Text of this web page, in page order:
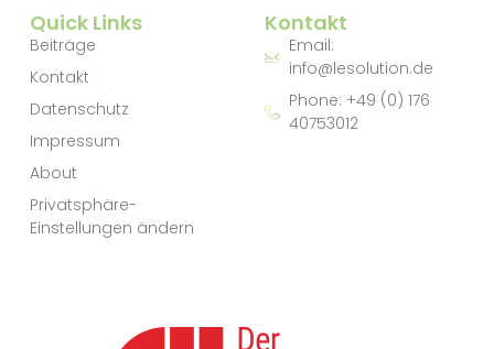
Quick Links
Beiträge
Kontakt
Datenschutz
Impressum
About
Privatsphäre-
Einstellungen ändern
Kontakt
Email:
info@lesolution.de
Phone: +49 (0) 176
40753012